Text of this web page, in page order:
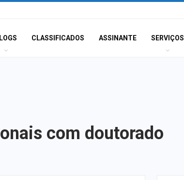
CLASSIFICADOS ASSINANTE SERVIÇOS
com doutorado